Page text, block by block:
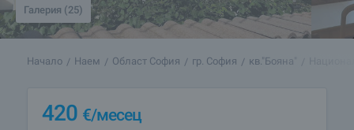
Галерия (25)
Начало Наем Област София гр. София кв."Бояна"
420 €/месец